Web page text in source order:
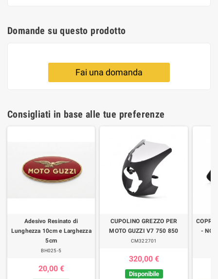
Domande su questo prodotto
Fai una domanda
Consigliati in base alle tue preferenze
Adesivo Resinato di
Lunghezza 10cm e Larghezza
5cm
BH025-5
20,00 €
CUPOLINO GREZZO PER
MOTO GUZZI V7 750 850
CM322701
320,00 €
Disponibile
-